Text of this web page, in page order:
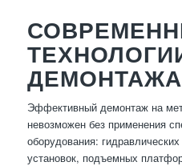
ДЕМОНТАЖА
Эффективный демонтаж на
невозможен без применения
оборудования:
установок, подъемных